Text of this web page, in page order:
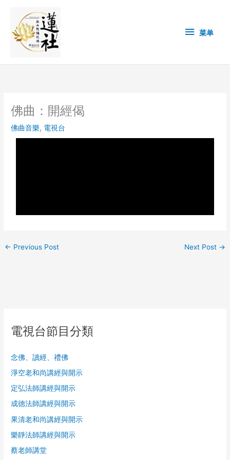
content
单 菜单
佛曲：開經偈
佛曲音樂, 電視台
← Previous Post Next Post →
電視台節目分類
念佛、讀經、禮佛
淨空老和尚講經與開示
定弘法師講經與開示
成德法師講經與開示
果清老和尚講經與開示
樂靜法師講經與開示
蔡老師講堂